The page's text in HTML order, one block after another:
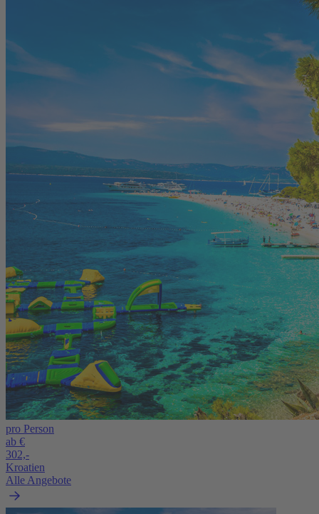
pro Person
ab €
302,-
Kroatien
Alle Angebote